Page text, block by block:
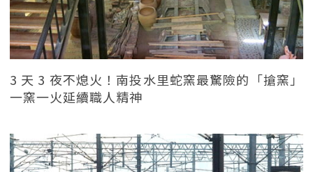
3 天 3 夜不熄火！南投水里蛇窯最驚險的「搶窯」
一窯一火延續職人精神